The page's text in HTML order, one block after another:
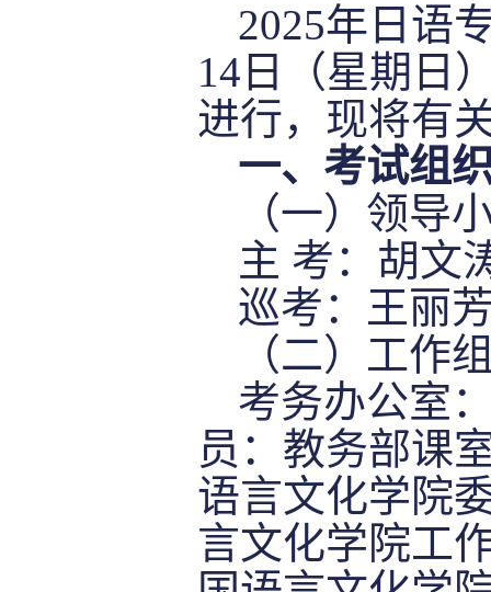
2025年日语
14 日（星期日
进行，现将有
一、考试组
（一）领导
主 考：胡文
巡考：王丽
（二）工作
考务办公室
员：教务部课
语言文化学院
言文化学院工